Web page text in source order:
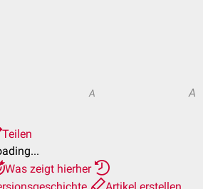
A A
Teilen
Was zeigt hierher